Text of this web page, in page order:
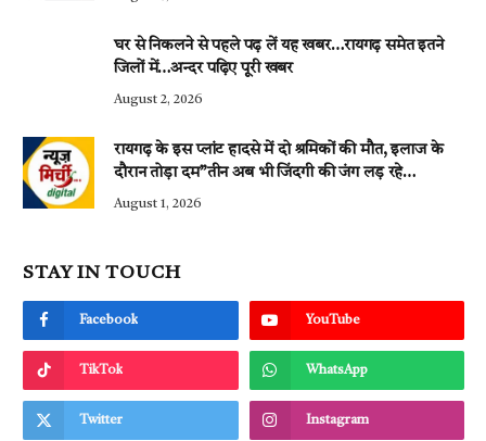
घर से निकलने से पहले पढ़ लें यह खबर…रायगढ़ समेत इतने
जिलों में…अन्दर पढ़िए पूरी खबर
August 2, 2026
रायगढ़ के इस प्लांट हादसे में दो श्रमिकों की मौत, इलाज के
दौरान तोड़ा दम”तीन अब भी जिंदगी की जंग लड़ रहे…
August 1, 2026
STAY IN TOUCH
Facebook YouTube
TikTok WhatsApp
Twitter Instagram